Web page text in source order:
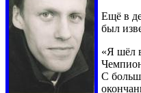
Ещё в
был
«Я шёл
С